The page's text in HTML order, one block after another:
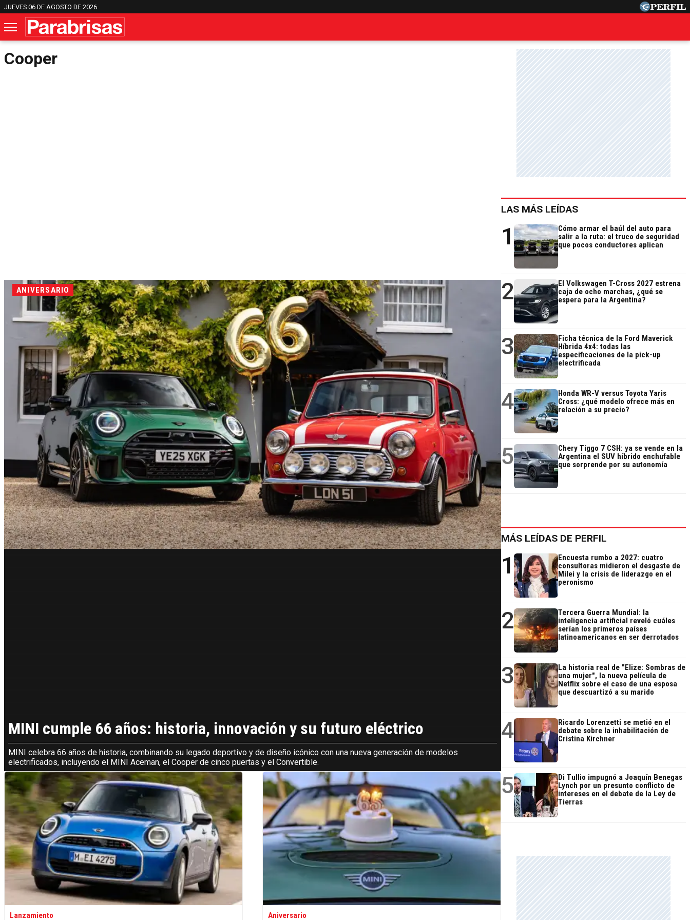
JUEVES 06 DE AGOSTO DE 2026
Cooper
ANIVERSARIO
MINI cumple 66 años: historia, innovación y su futuro eléctrico
MINI celebra 66 años de historia, combinando su legado deportivo y de diseño icónico con una nueva generación de modelos
electrificados, incluyendo el MINI Aceman, el Cooper de cinco puertas y el Convertible.
Lanzamiento Aniversario
LAS MÁS LEÍDAS
1
Cómo armar el baúl del auto para
salir a la ruta: el truco de seguridad
que pocos conductores aplican
2
El Volkswagen T-Cross 2027 estrena
caja de ocho marchas, ¿qué se
espera para la Argentina?
3
Ficha técnica de la Ford Maverick
Híbrida 4x4: todas las
especificaciones de la pick-up
electrificada
4
Honda WR-V versus Toyota Yaris
Cross: ¿qué modelo ofrece más en
relación a su precio?
5
Chery Tiggo 7 CSH: ya se vende en la
Argentina el SUV híbrido enchufable
que sorprende por su autonomía
MÁS LEÍDAS DE PERFIL
1
Encuesta rumbo a 2027: cuatro
consultoras midieron el desgaste de
Milei y la crisis de liderazgo en el
peronismo
2
Tercera Guerra Mundial: la
inteligencia artificial reveló cuáles
serían los primeros países
latinoamericanos en ser derrotados
3
La historia real de "Elize: Sombras de
una mujer", la nueva película de
Netflix sobre el caso de una esposa
que descuartizó a su marido
4
Ricardo Lorenzetti se metió en el
debate sobre la inhabilitación de
Cristina Kirchner
5
Di Tullio impugnó a Joaquín Benegas
Lynch por un presunto conflicto de
intereses en el debate de la Ley de
Tierras